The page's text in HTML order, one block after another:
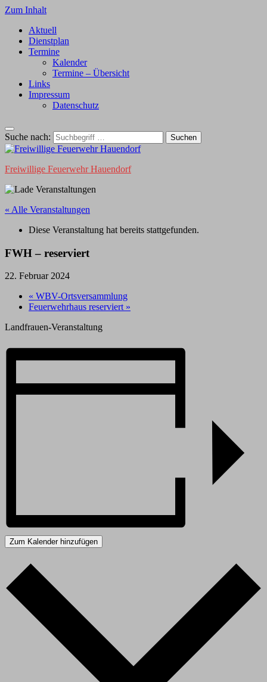
Zum Inhalt
Aktuell
Dienstplan
Termine
Kalender
Termine – Übersicht
Links
Impressum
Datenschutz
Suche nach:
Freiwillige Feuerwehr Hauendorf
« Alle Veranstaltungen
Diese Veranstaltung hat bereits stattgefunden.
FWH – reserviert
22. Februar 2024
« WBV-Ortsversammlung
Feuerwehrhaus reserviert »
Landfrauen-Veranstaltung
Zum Kalender hinzufügen